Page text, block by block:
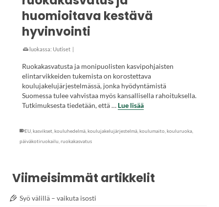
huomioitava kestävä
hyvinvointi
luokassa: Uutiset |
Ruokakasvatusta ja monipuolisten kasvipohjaisten
elintarvikkeiden tukemista on korostettava
koulujakelujärjestelmässä, jonka hyödyntämistä
Suomessa tulee vahvistaa myös kansallisella rahoituksella.
Tutkimuksesta tiedetään, että … Lue lisää
EU kasvikset kouluhedelmä koulujakelujärjestelmä koulumaito kouluruoka
päiväkotiruokailu ruokakasvatus
Viimeisimmät artikkelit
Syö välillä – vaikuta isosti